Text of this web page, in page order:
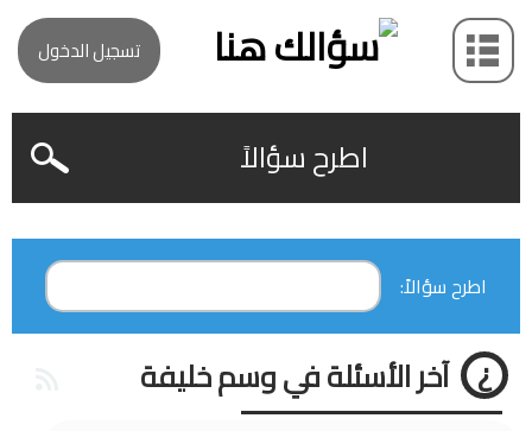
تسجيل الدخول
اطرح سؤالاً
اطرح سؤالاً:
آخر الأسئلة في وسم خليفة